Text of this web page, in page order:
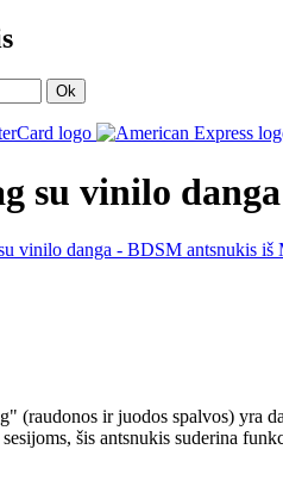
Ok
su vinilo
(raudonos ir juodos spalvos) yra
šis antsnukis suderina